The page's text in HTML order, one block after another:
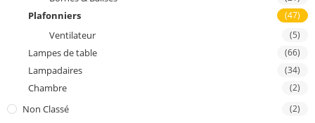
Plafonniers (47)
Ventilateur (5)
Lampes de table (66)
Lampadaires (34)
Chambre (2)
Non Classé (2)